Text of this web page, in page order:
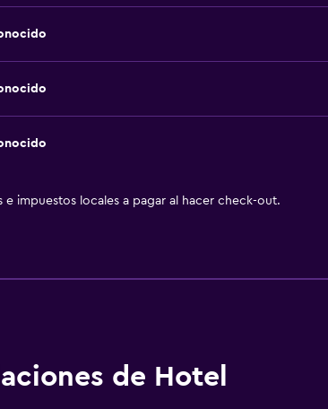
e impuestos locales a pagar al hacer check-out.
de Hotel